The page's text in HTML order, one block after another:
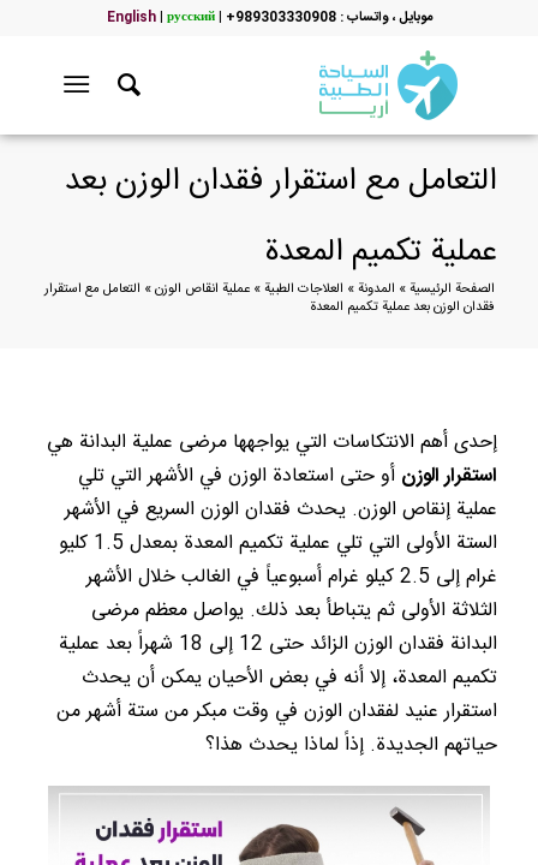
موبایل ، واتساب : 989303330908+ |
English| русский
التعامل مع استقرار فقدان الوزن بعد
عملية تكميم المعدة
الصفحة الرئيسية» المدونة» العلاجات الطبية» عملية انقاص الوزن» التعامل مع استقرار
فقدان الوزن بعد عملية تكميم المعدة
إحدى أهم الانتكاسات التي يواجهها مرضى عملية البدانة هي
استقرار الوزن أو حتى استعادة الوزن في الأشهر التي تلي
عملية إنقاص الوزن. يحدث فقدان الوزن السريع في الأشهر
الستة الأولى التي تلي عملية تكميم المعدة بمعدل 1.5 كليو
غرام إلى 2.5 كيلو غرام أسبوعياً في الغالب خلال الأشهر
الثلاثة الأولى ثم يتباطأ بعد ذلك. يواصل معظم مرضى
البدانة فقدان الوزن الزائد حتى 12 إلى 18 شهراً بعد عملية
تكميم المعدة، إلا أنه في بعض الأحيان يمكن أن يحدث
استقرار عنيد لفقدان الوزن في وقت مبكر من ستة أشهر من
حياتهم الجديدة. إذاً لماذا يحدث هذا؟